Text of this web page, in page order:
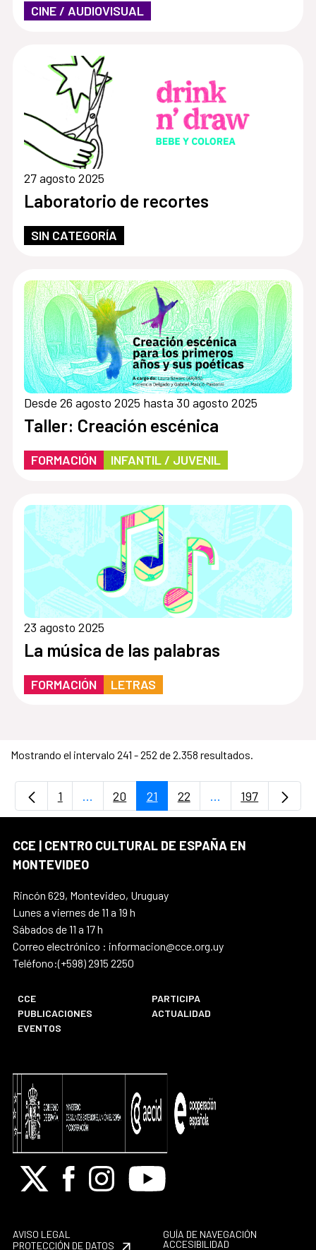
CINE / AUDIOVISUAL
27 agosto 2025
Laboratorio de recortes
SIN CATEGORÍA
Desde 26 agosto 2025 hasta 30 agosto 2025
Taller: Creación escénica
FORMACIÓN INFANTIL / JUVENIL
23 agosto 2025
La música de las palabras
FORMACIÓN LETRAS
Mostrando el intervalo 241 - 252 de 2.358 resultados.
Página
1 ...Páginas intermedias Use TAB para
Página
20 Página
21 Página
22 ...PáginasPágina
197
CCE | CENTRO CULTURAL DE ESPAÑA EN
MONTEVIDEO
Rincón 629, Montevideo, Uruguay
Lunes a viernes de 11 a 19 h
Sábados de 11 a 17 h
Correo electrónico : informacion@cce.org.uy
Teléfono:(+598) 2915 2250
CCE
PARTICIPA
PUBLICACIONES
ACTUALIDAD
EVENTOS
X FacebookInstagramYoutube
AVISO LEGAL
PROTECCIÓN DE DATOS
GUÍA DE NAVEGACIÓN
ACCESIBILIDAD